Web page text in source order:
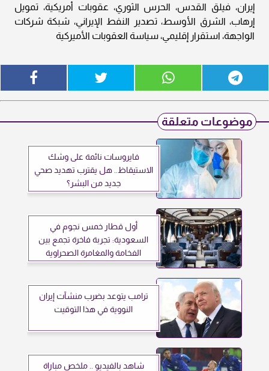
إيران، فيلق القدس، الحرس الثوري، عقوبات أمريكية، تمويل
إرهاب، الشرق الأوسط، تصدير النفط الإيراني، شبكة شركات
الواجهة، استقرار إقليمي، سياسة العقوبات الأميركية
موضوعات متعلقة
فايروسات نائمة على وشك
الاستيقاظ.. هل يقترب تهديد صحي
جديد من البشر؟
أول قطار خمس نجوم في
السعودية: تجربة فاخرة تجمع بين
الفخامة والمغامرة الصحراوية
ترامب يتوعد بضرب منشآت إيران
النووية في هذا التوقيت
شاهد بالفيديو .. ملخص مباراة